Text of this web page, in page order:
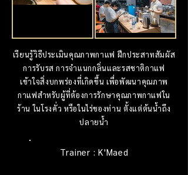
เรียนรู้วิธีประเมินคุณภาพกาแฟ ฝึกประสาทสัมผัส
การรับรส การจำแนกกลิ่นและรสชาติกาแฟ
เข้าใจสิ่งบกพร่องที่เกิดขึ้น เพื่อพัฒนาคุณภาพ
กาแฟสำหรับผู้ที่ต้องการรักษาคุณภาพกาแฟใน
ร้าน ในโรงคั่ว หรือในไร่ของท่าน ตั้งแต่ต้นน้ำถึง
ปลายน้ำ
Trainer : K'Maed